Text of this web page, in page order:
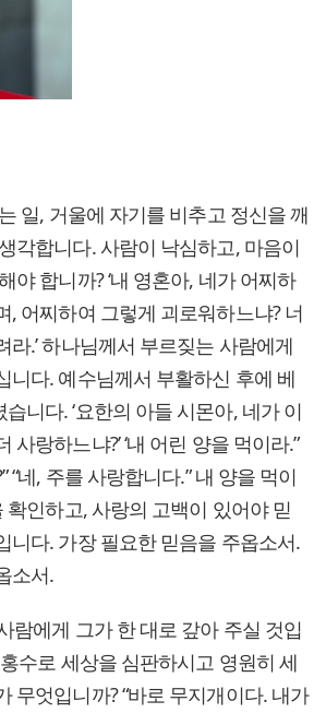
일, 거울에 자기를 비추고 정신을 깨
각합니다. 사람이 낙심하고, 마음이
야 합니까? ‘내 영혼아, 네가 어찌하
, 어찌하여 그렇게 괴로워하느냐? 너
라.’ 하나님께서 부르짖는 사람에게
니다. 예수님께서 부활하신 후에 베
니다. ‘요한의 아들 시몬아, 네가 이
사랑하느냐?’ ‘내 어린 양을 먹이라.”
“네, 주를 사랑합니다.” 내 양을 먹이
확인하고, 사랑의 고백이 있어야 믿
니다. 가장 필요한 믿음을 주옵소서.
소서.
람에게 그가 한 대로 갚아 주실 것입
수로 세상을 심판하시고 영원히 세
무엇입니까? “바로 무지개이다. 내가